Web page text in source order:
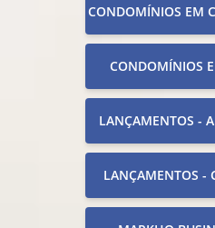
CONDOMÍNIOS EM
CONDOMÍNIOS
LANÇAMENTOS -
LANÇAMENTOS -